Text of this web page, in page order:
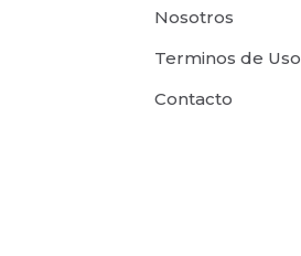
Nosotros
Terminos de Uso
Contacto